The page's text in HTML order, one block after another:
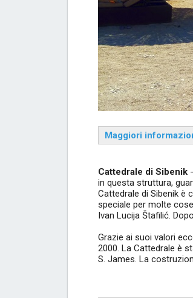
Maggiori
Cattedrale di Sibenik
in questa struttura,
Cattedrale di Sibenik è
speciale per molte
Ivan Lucija Štafilić.
Grazie ai suoi valori
2000. La Cattedrale è
S. James. La